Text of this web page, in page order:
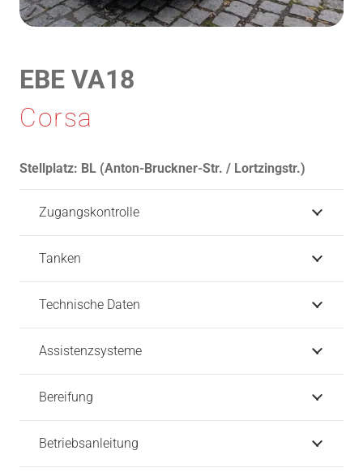
EBE VA18
Corsa
Stellplatz: BL (Anton-Bruckner-Str. / Lortzingstr.)
Zugangskontrolle
Tanken
Technische Daten
Assistenzsysteme
Bereifung
Betriebsanleitung